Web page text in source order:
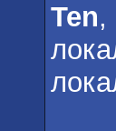
Ten,